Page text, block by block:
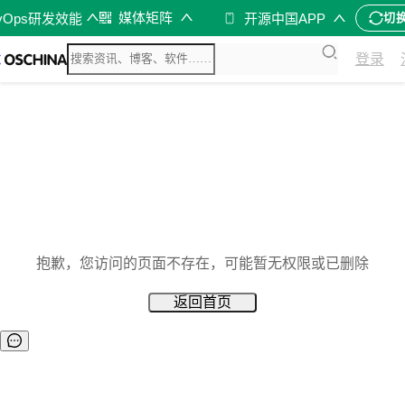
研发效能 媒体矩阵 开源中国APP 切
登录
抱歉，您访问的页面不存在，可能暂无权限或已删除
返回首页